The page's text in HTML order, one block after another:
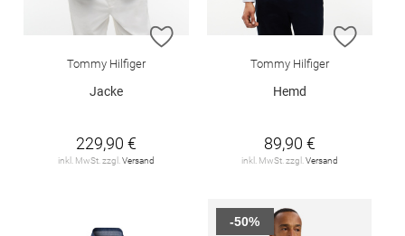
ZUR WUNSCHLISTE HINZUFÜGEN
Tommy Hilfiger
Jacke
229,90 €
inkl. MwSt. zzgl. Versand
ZUR
Tommy Hilfiger
Hemd
89,90 €
inkl. MwSt. zzgl. Versand
-50%